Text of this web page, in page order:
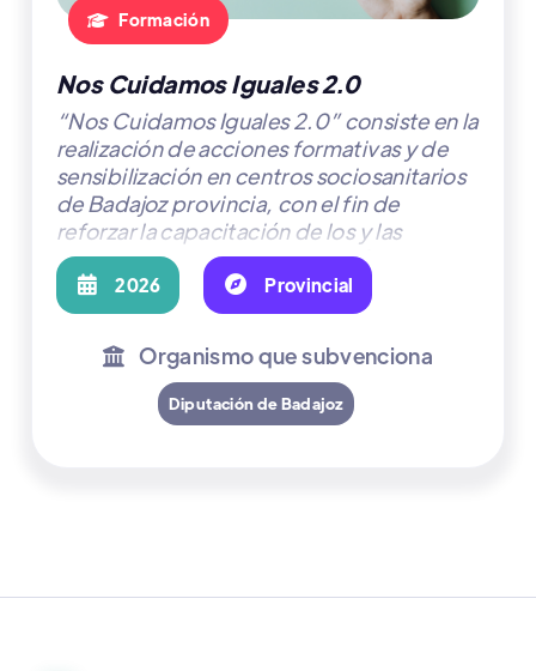
 Formación
Nos Cuidamos Iguales 2.0
“Nos Cuidamos Iguales 2.0” consiste en la
realización de acciones formativas y de
sensibilización en centros sociosanitarios
de Badajoz provincia, con el fin de
reforzar la capacitación de los y las
profesionales para la prevención,
detección y actuación ante casos de
violencia de género y sexual.
 2026  Provincial
 Organismo que subvenciona
Diputación de Badajoz